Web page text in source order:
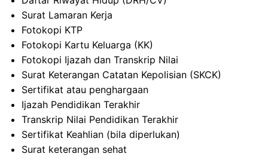
Surat Lamaran Kerja
Fotokopi KTP
Fotokopi Kartu Keluarga (KK)
Fotokopi Ijazah dan Transkrip Nilai
Surat Keterangan Catatan Kepolisian (SKCK)
Sertifikat atau penghargaan
Ijazah Pendidikan Terakhir
Transkrip Nilai Pendidikan Terakhir
Sertifikat Keahlian (bila diperlukan)
Surat keterangan sehat